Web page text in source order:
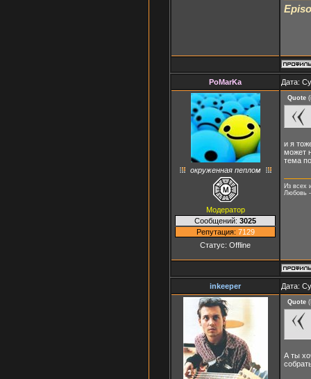
PoMarKa Дата:
окруженная пеплом
Модератор
Сообщений: 3025
Репутация: 7129
Статус: Offline
Quote (
и я
может
тема
Из всех
Любовь
inkeeper Дата:
Quote (
А ты